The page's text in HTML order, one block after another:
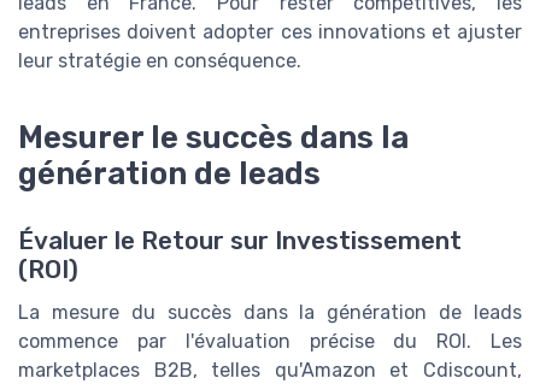
entreprises doivent adopter ces innovations et ajuster
leur stratégie en conséquence.
Mesurer le succès dans la
génération de leads
Évaluer le Retour sur Investissement
(ROI)
La mesure du succès dans la génération de leads
commence par l'évaluation précise du ROI. Les
marketplaces B2B, telles qu'Amazon et Cdiscount,